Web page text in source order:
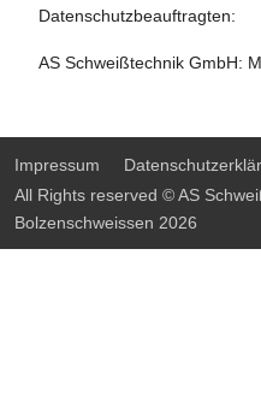
Datenschutzbeauftragten:
AS Schweißtechnik GmbH:
Impressum
All Rights reserved © AS
Bolzenschweissen 2026